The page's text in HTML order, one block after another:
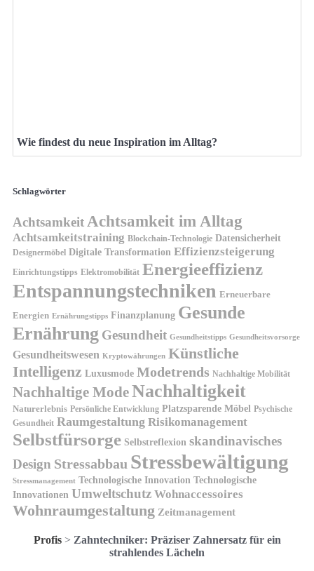
Wie findest du neue Inspiration im Alltag?
Schlagwörter
AchtsamkeitAchtsamkeit im Alltag
Achtsamkeitstraining Blockchain-Technologie Datensicherheit
Designermöbel Digitale Transformation Effizienzsteigerung
Einrichtungstipps Elektromobilität Energieeffizienz
Entspannungstechniken Erneuerbare
Energien Ernährungstipps Finanzplanung Gesunde
Ernährung Gesundheit Gesundheitstipps Gesundheitsvorsorge
Gesundheitswesen Kryptowährungen Künstliche
Intelligenz Luxusmode Modetrends Nachhaltige Mobilität
Nachhaltige ModeNachhaltigkeit
Naturerlebnis Persönliche Entwicklung Platzsparende Möbel Psychische
Gesundheit Raumgestaltung Risikomanagement
Selbstfürsorge Selbstreflexion skandinavisches
Design Stressabbau Stressbewältigung
Stressmanagement Technologische Innovation Technologische
Innovationen Umweltschutz Wohnaccessoires
Wohnraumgestaltung Zeitmanagement
Profis> Zahntechniker: Präziser Zahnersatz für ein
strahlendes Lächeln